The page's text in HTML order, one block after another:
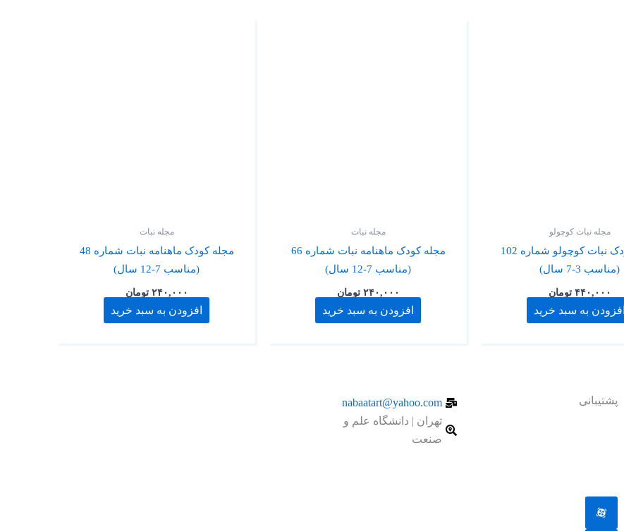
مجله نبات کوچولو
مجله کودک نبات کوچولو شماره 102
(مناسب 3-7 سال)
۴۴۰,۰۰۰ تومان
افزودن به سبد خرید
مجله نبات
مجله کودک ماهنامه نبات شماره 66
(مناسب 7-12 سال)
۲۴۰,۰۰۰ تومان
افزودن به سبد خرید
مجله نبات
مجله کودک ماهنامه نبات شماره 48
(مناسب 7-12 سال)
۲۴۰,۰۰۰ تومان
افزودن به سبد خرید
پشتیبانی
nabaatart@yahoo.com
تهران | دانشگاه علم و
صنعت